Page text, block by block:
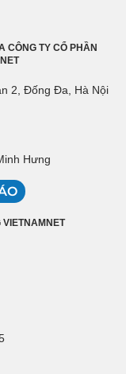
CÔNG TY CỔ PHẦN
2, Đống Đa, Hà Nội
Hưng
VIETNAMNET